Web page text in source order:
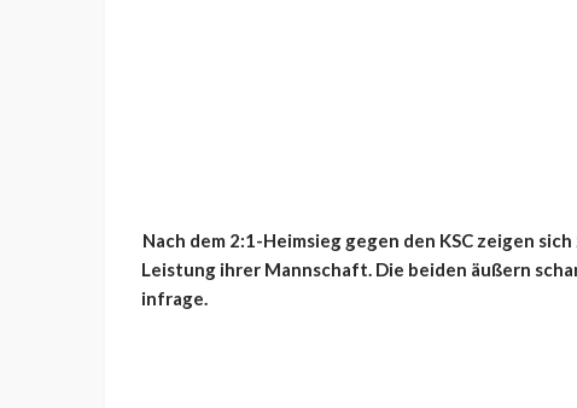
Nach dem 2:1-Heimsieg gegen den KSC zeigen
Leistung ihrer Mannschaft. Die beiden äußern
infrage.